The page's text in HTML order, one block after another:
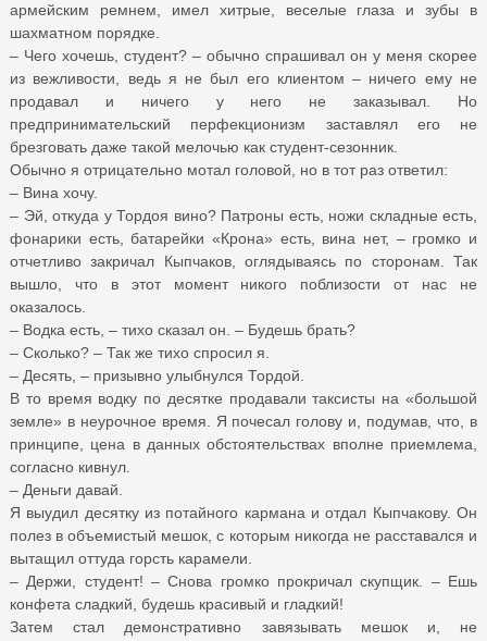
армейским ремнем, имел хитрые, веселые глаза и зубы в
шахматном порядке.
– Чего хочешь, студент? – обычно спрашивал он у меня скорее
из вежливости, ведь я не был его клиентом – ничего ему не
продавал и ничего у него не заказывал. Но
предпринимательский перфекционизм заставлял его не
брезговать даже такой мелочью как студент-сезонник.
Обычно я отрицательно мотал головой, но в тот раз ответил:
– Вина хочу.
– Эй, откуда у Тордоя вино? Патроны есть, ножи складные есть,
фонарики есть, батарейки «Крона» есть, вина нет, – громко и
отчетливо закричал Кыпчаков, оглядываясь по сторонам. Так
вышло, что в этот момент никого поблизости от нас не
оказалось.
– Водка есть, – тихо сказал он. – Будешь брать?
– Сколько? – Так же тихо спросил я.
– Десять, – призывно улыбнулся Тордой.
В то время водку по десятке продавали таксисты на «большой
земле» в неурочное время. Я почесал голову и, подумав, что, в
принципе, цена в данных обстоятельствах вполне приемлема,
согласно кивнул.
– Деньги давай.
Я выудил десятку из потайного кармана и отдал Кыпчакову. Он
полез в объемистый мешок, с которым никогда не расставался и
вытащил оттуда горсть карамели.
– Держи, студент! – Снова громко прокричал скупщик. – Ешь
конфета сладкий, будешь красивый и гладкий!
Затем стал демонстративно завязывать мешок и, не